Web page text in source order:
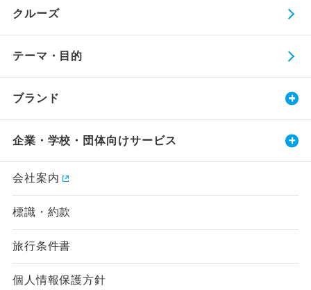
クルーズ
テーマ・目的
ブランド
企業・学校・団体向けサービス
会社案内
標識・約款
旅行条件書
個人情報保護方針